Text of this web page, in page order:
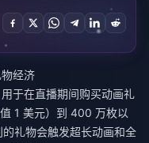
经济
于在直播期间购买动画礼
1 美元）到 400 万枚以
礼物会触发超长动画和全